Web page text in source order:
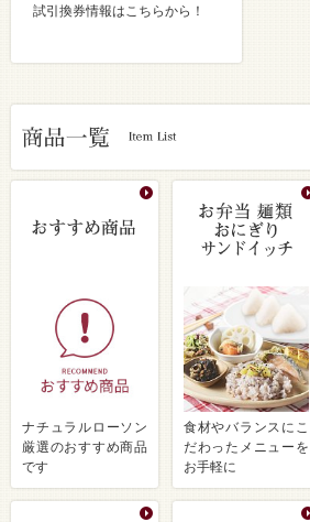
試引換券情報はこちらから！
ナチュラルローソン
厳選のおすすめ商品
です
食材やバランスにこ
だわったメニューを
お手軽に